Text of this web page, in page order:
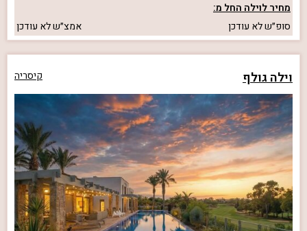
מחיר לוילה החל מ:
סופ״שלא עודכן אמצ״שלא עודכן
וילה גולף קיסריה